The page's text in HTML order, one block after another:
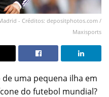
- Créditos: depositphotos.com /
Maxisports
uma pequena ilha em
do futebol mundial?